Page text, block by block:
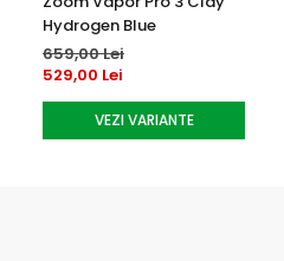
Hydrogen Blue
659,00 Lei
529,00 Lei
VEZI VARIANTE